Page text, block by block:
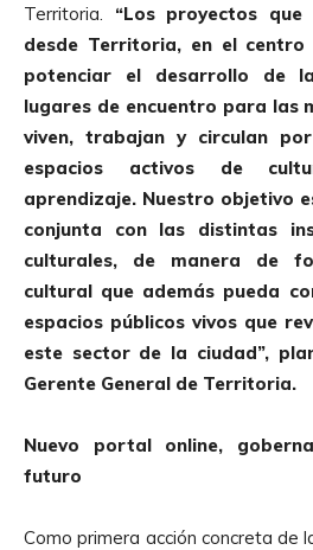
Territoria. “Los proyectos que
desde Territoria, en el centro
potenciar el desarrollo de
lugares de encuentro para las
viven, trabajan y circulan
espacios activos de
aprendizaje. Nuestro objetivo
conjunta con las distintas
culturales, de manera de
cultural que además pueda
espacios públicos vivos que
este sector de la ciudad”,
Gerente General de Territoria.
Nuevo portal online,
futuro
Como primera acción concreta de